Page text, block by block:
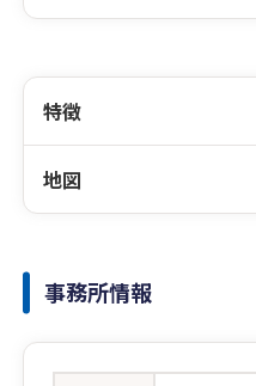
特徴
地図
事務所情報